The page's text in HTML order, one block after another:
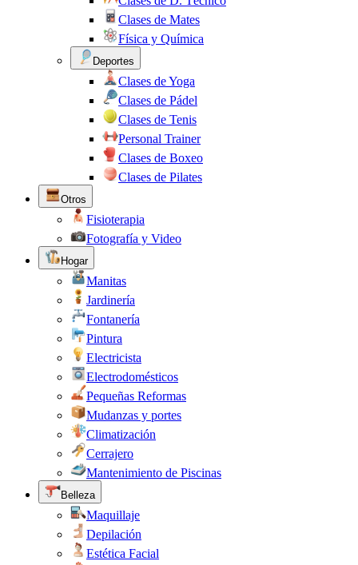
Clases de Mates
Física y Química
Deportes
Clases de Yoga
Clases de Pádel
Clases de Tenis
Personal Trainer
Clases de Boxeo
Clases de Pilates
Otros
Fisioterapia
Fotografía y Video
Hogar
Manitas
Jardinería
Fontanería
Pintura
Electricista
Electrodomésticos
Pequeñas Reformas
Mudanzas y portes
Climatización
Cerrajero
Mantenimiento de Piscinas
Belleza
Maquillaje
Depilación
Estética Facial